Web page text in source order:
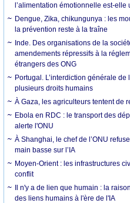
l’alimentation émotionnelle est-elle
Dengue, Zika, chikungunya : les
la prévention reste à la traîne
Inde. Des organisations de la
amendements répressifs à la
étrangers des ONG
Portugal. L’interdiction générale de
plusieurs droits humains
À Gaza, les agriculteurs tentent de
Ebola en RDC : le transport des
alerte l'ONU
À Shanghai, le chef de l’ONU
main basse sur l’IA
Moyen-Orient : les infrastructures
conflit
Il n'y a de lien que humain : la
des liens humains à l'ère de l'IA